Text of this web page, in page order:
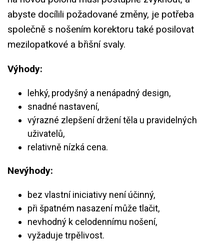
abyste docílili požadované změny, je potřeba
společně s nošením korektoru také posilovat
mezilopatkové a břišní svaly.
Výhody:
lehký, prodyšný a nenápadný design,
snadné nastavení,
výrazné zlepšení držení těla u pravidelných
uživatelů,
relativně nízká cena.
Nevýhody:
bez vlastní iniciativy není účinný,
při špatném nasazení může tlačit,
nevhodný k celodennímu nošení,
vyžaduje trpělivost.